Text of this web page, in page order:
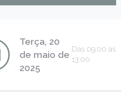
Terça, 20
de maio de
2025
Das 09:00 às
13:00